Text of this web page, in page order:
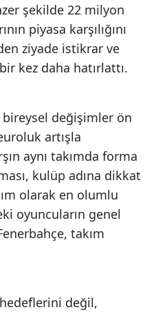
şekilde 22 milyon
piyasa karşılığını
ziyade istikrar ve
kez daha hatırlattı.
bireysel değişimler ön
artışla
aynı takımda forma
kulüp adına dikkat
olarak en olumlu
oyuncuların genel
takım
değil,